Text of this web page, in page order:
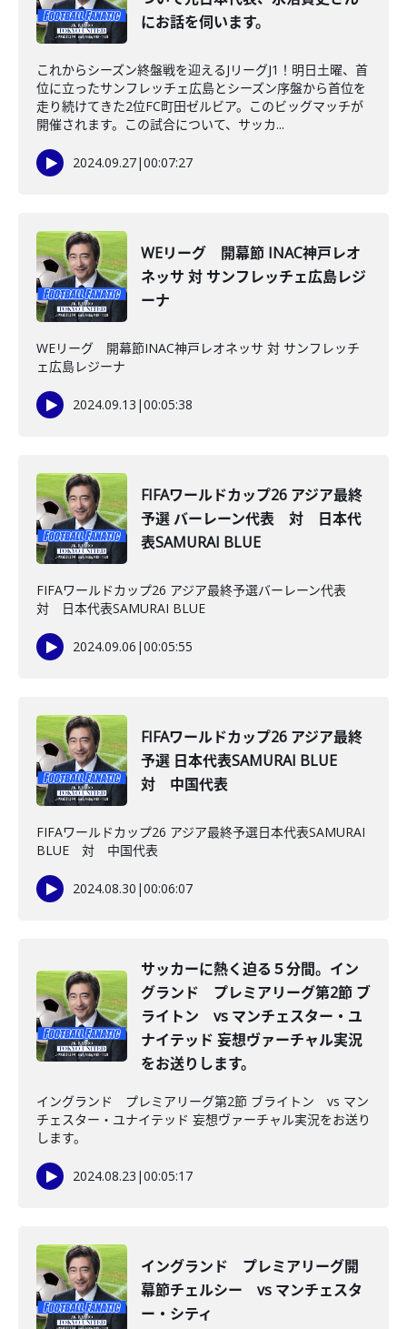
にお話を伺います。
これからシーズン終盤戦を迎えるJリーグJ1！明日土曜、首
位に立ったサンフレッチェ広島とシーズン序盤から首位を
走り続けてきた2位FC町田ゼルビア。このビッグマッチが
開催されます。この試合について、サッカ...
2024.09.27|00:07:27
WEリーグ 開幕節 INAC神戸レオ
ネッサ 対 サンフレッチェ広島レジ
ーナ
WEリーグ 開幕節INAC神戸レオネッサ 対 サンフレッチ
ェ広島レジーナ
2024.09.13 |00:05:38
FIFAワールドカップ26 アジア最終
予選 バーレーン代表 対 日本代
表SAMURAI BLUE
FIFAワールドカップ26 アジア最終予選バーレーン代表
対 日本代表SAMURAI BLUE
2024.09.06 |00:05:55
FIFAワールドカップ26 アジア最終
予選 日本代表SAMURAI BLUE
対 中国代表
FIFAワールドカップ26 アジア最終予選日本代表SAMURAI
BLUE 対 中国代表
2024.08.30 |00:06:07
サッカーに熱く迫る５分間。イン
グランド プレミアリーグ第2節 ブ
ライトン vs マンチェスター・ユ
ナイテッド 妄想ヴァーチャル実況
をお送りします。
イングランド プレミアリーグ第2節 ブライトン vs マン
チェスター・ユナイテッド 妄想ヴァーチャル実況をお送り
します。
2024.08.23 |00:05:17
イングランド プレミアリーグ開
幕節チェルシー vs マンチェスタ
ー・シティ